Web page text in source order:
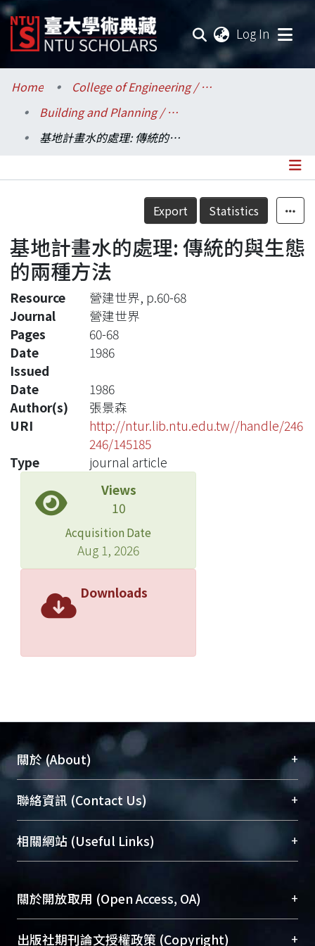
Log In
Communities & Collections
Research Outputs
Statistics
Home
College of Engineering / 工學院
Building and Planning / 建築與城鄉研究所
基地計畫水的處理: 傳統的與生態的兩種方法
Details
Export Statistics
基地計畫水的處理: 傳統的與生態
的兩種方法
Resource
營建世界, p.60-68
Journal
營建世界
Pages
60-68
Date
Issued
1986
Date
1986
Author(s)
張景森
URI
http://ntur.lib.ntu.edu.tw//handle/246
246/145185
Type
journal article
Views
10
Acquisition Date
Aug 1, 2026
Downloads
關於 (About) +
臺大位居世界頂尖大學之列，為永久珍藏及向國際
展現本校豐碩的研究成果及學術能量，圖書館整合
機構典藏（NTUR）與學術庫（AH）不同功能平
台，成為臺大學術典藏NTU scholars。期能整合研
究能量、促進交流合作、保存學術產出、推廣研究
成果。
To permanently archive and promote researcher
profiles and scholarly works, Library integrates the
聯絡資訊 (Contact Us) +
總館學科館員(Main Library)
醫學圖書館學科館員(Medical Library)
Sciences Library)
相關網站 (Useful Links) +
關於開放取用 (Open Access, OA) +
開放取用是從使用者角度提升資訊取用性的社會運
出版社期刊論文授權政策 (Copyright) +